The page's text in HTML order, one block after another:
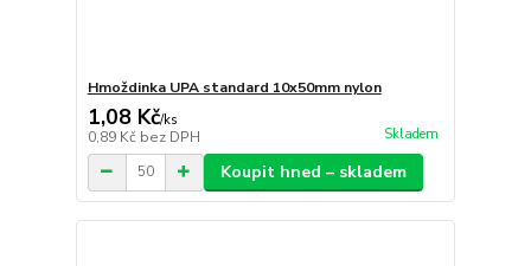
Hmoždinka UPA standard 10x50mm nylon
1,08 Kč/ks
0,89 Kč bez DPH Skladem
Koupit hned – skladem